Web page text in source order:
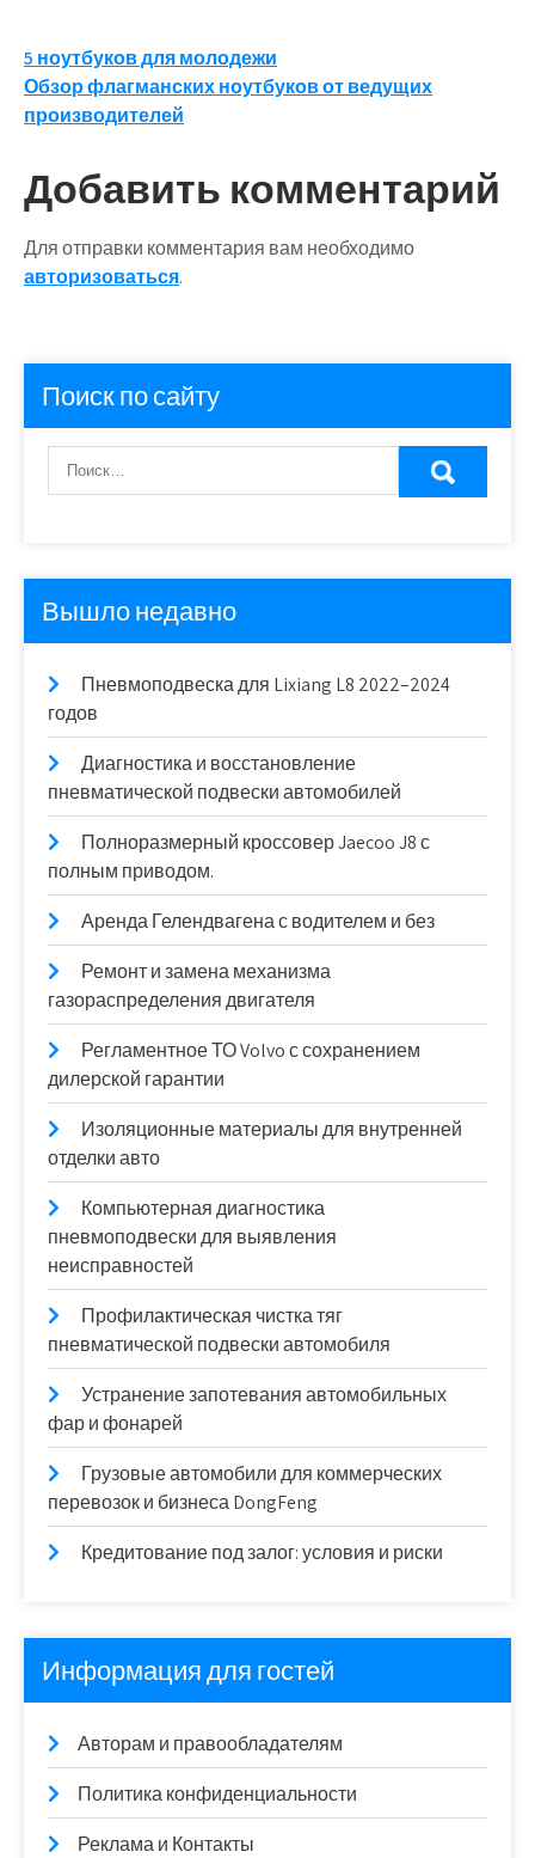
Навигация
по
5 ноутбуков для молодежи
Обзор флагманских ноутбуков от ведущих
производителей
Добавить комментарий
Для отправки комментария вам необходимо
авторизоваться.
Поиск по сайту
Вышло недавно
Пневмоподвеска для Lixiang L8 2022–2024
годов
Диагностика и восстановление
пневматической подвески автомобилей
Полноразмерный кроссовер Jaecoo J8 с
полным приводом.
Аренда Гелендвагена с водителем и без
Ремонт и замена механизма
газораспределения двигателя
Регламентное ТО Volvo с сохранением
дилерской гарантии
Изоляционные материалы для внутренней
отделки авто
Компьютерная диагностика
пневмоподвески для выявления
неисправностей
Профилактическая чистка тяг
пневматической подвески автомобиля
Устранение запотевания автомобильных
фар и фонарей
Грузовые автомобили для коммерческих
перевозок и бизнеса DongFeng
Кредитование под залог: условия и риски
Информация для гостей
Авторам и правообладателям
Политика конфиденциальности
Реклама и Контакты